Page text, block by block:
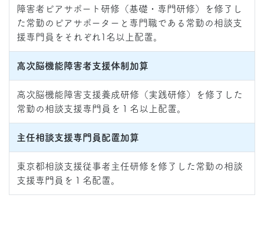
障害者ピアサポート研修（基礎・専門研修）を修了し
た常勤のピアサポーターと専門職である常勤の相談支
援専門員をそれぞれ1名以上配置。
高次脳機能障害者支援体制加算
高次脳機能障害支援養成研修（実践研修）を修了した
常勤の相談支援専門員を１名以上配置。
主任相談支援専門員配置加算
東京都相談支援従事者主任研修を修了した常勤の相談
支援専門員を１名配置。